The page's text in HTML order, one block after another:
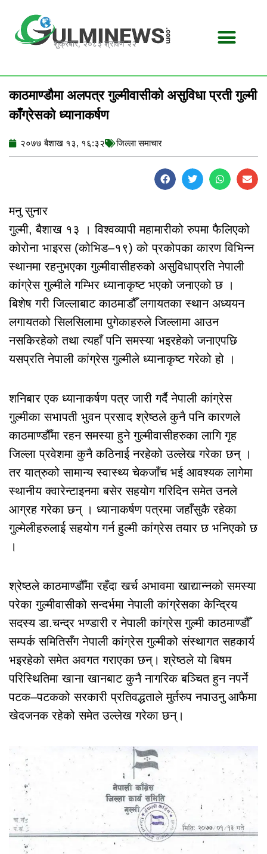
content
शुक्रबार, २०८३ श्रावण २२
काठमाण्डौमा अलपत्र गुल्मीवासीको असुविधा प्रती गुल्मी
काँग्रेसको ध्यानाकर्षण
२०७७ बैशाख १३, १६:३२ जिल्ला समाचार
मनु सुनार
गुल्मी, बैशाख १३ । विश्वव्यापी महामारीको रुपमा फैलिएको
कोरोना भाइरस (कोभिड–१९) को प्रकोपका कारण विभिन्न
स्थानमा रहनुभएका गुल्मीवासीहरुको असुविधाप्रति नेपाली
कांग्रेस गुल्मीले गम्भिर ध्यानाकृष्ट भएको जनाएको छ ।
बिशेष गरी जिल्लाबाट काठमाडौँ लगायतका स्थान अध्ययन
लगायतको सिलसिलामा पुगेकाहरुले जिल्लामा आउन
नसकिरहेको तथा त्यहाँ पनि समस्या भइरहेको जनाएपछि
यसप्रति नेपाली कांग्रेस गुल्मीले ध्यानाकृष्ट गरेको हो ।
शनिबार एक ध्यानाकर्षण पत्र जारी गर्दै नेपाली कांग्रेस
गुल्मीका सभापती भुवन प्रसाद श्रेष्ठले कुनै पनि कारणले
काठमाण्डौँमा रहन समस्या हुने गुल्मीवासीहरुका लागि गृह
जिल्ला प्रवेशमा कुनै कठिनाई नरहेको उल्लेख गरेका छन् ।
तर यात्रुको सामान्य स्वास्थ्य चेकजाँच भई आवश्यक लागेमा
स्थानीय क्वारेन्टाइनमा बसेर सहयोग गरिदिन समेत उनले
आग्रह गरेका छन् । ध्यानाकर्षण पत्रमा जहाँसुकै रहेका
गुल्मेलीहरुलाई सहयोग गर्न हुल्मी कांग्रेस तयार छ भनिएको छ
।
श्रेष्ठले काठमाण्डौँमा रहँदा खर्च अभावमा खाद्यान्नको समस्या
परेका गुल्मीवासीको सन्दर्भमा नेपाली कांग्रेसका केन्द्रिय
सदस्य डा.चन्द्र भण्डारी र नेपाली कांग्रेस गुल्मी काठमाण्डौँ
सम्पर्क समितिसँग नेपाली कांग्रेस गुल्मीको संस्थागत सहकार्य
भइरहेको समेत अवगत गराएका छन्। श्रेष्ठले यो बिषम
परिस्थितिमा खाना खानबाट कुनै नागरिक बञ्चित हुन नपर्ने
पटक–पटकको सरकारी प्रतिवद्धताले मुर्तरुप नपाउनु आफैमा
खेदजनक रहेको समेत उल्लेख गरेका छन्।